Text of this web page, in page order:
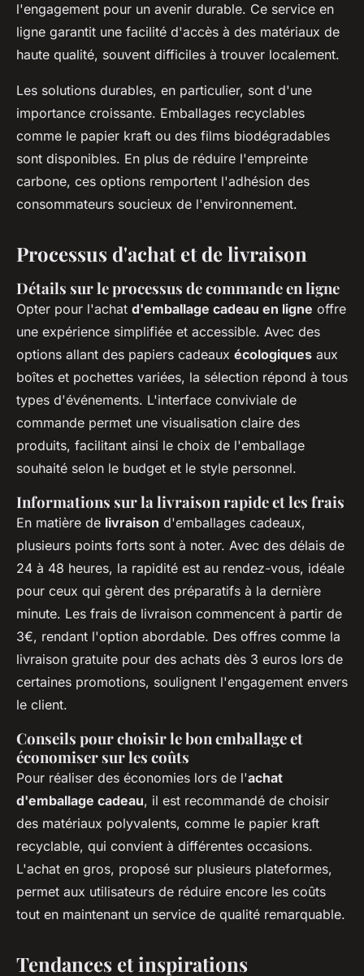
l'engagement pour un avenir durable. Ce service en
ligne garantit une facilité d'accès à des matériaux de
haute qualité, souvent difficiles à trouver localement.
Les solutions durables, en particulier, sont d'une
importance croissante. Emballages recyclables
comme le papier kraft ou des films biodégradables
sont disponibles. En plus de réduire l'empreinte
carbone, ces options remportent l'adhésion des
consommateurs soucieux de l'environnement.
Processus d'achat et de livraison
Détails sur le processus de commande en ligne
Opter pour l'achat d'emballage cadeau en ligne offre
une expérience simplifiée et accessible. Avec des
options allant des papiers cadeaux écologiques aux
boîtes et pochettes variées, la sélection répond à tous
types d'événements. L'interface conviviale de
commande permet une visualisation claire des
produits, facilitant ainsi le choix de l'emballage
souhaité selon le budget et le style personnel.
Informations sur la livraison rapide et les frais
En matière de livraison d'emballages cadeaux,
plusieurs points forts sont à noter. Avec des délais de
24 à 48 heures, la rapidité est au rendez-vous, idéale
pour ceux qui gèrent des préparatifs à la dernière
minute. Les frais de livraison commencent à partir de
3€, rendant l'option abordable. Des offres comme la
livraison gratuite pour des achats dès 3 euros lors de
certaines promotions, soulignent l'engagement envers
le client.
Conseils pour choisir le bon emballage et
économiser sur les coûts
Pour réaliser des économies lors de l'achat
d'emballage cadeau, il est recommandé de choisir
des matériaux polyvalents, comme le papier kraft
recyclable, qui convient à différentes occasions.
L'achat en gros, proposé sur plusieurs plateformes,
permet aux utilisateurs de réduire encore les coûts
tout en maintenant un service de qualité remarquable.
Tendances et inspirations